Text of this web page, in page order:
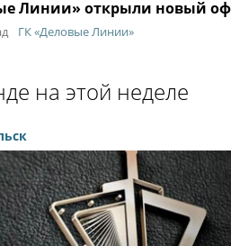
Линии» открыли новый
ГК «Деловые Линии»
на этой неделе